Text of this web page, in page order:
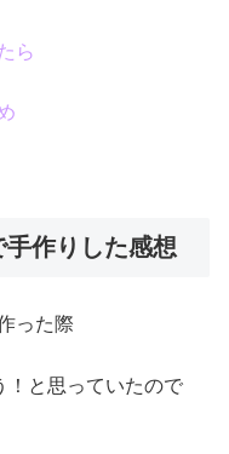
ら
作りした感想
った際
！と思っていたので